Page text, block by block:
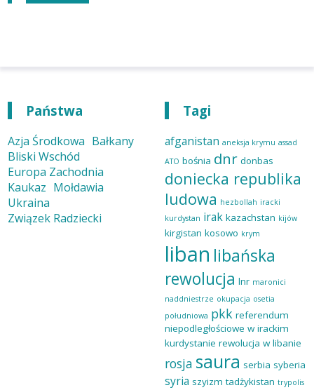
Państwa
Azja Środkowa Bałkany
Bliski Wschód
Europa Zachodnia
Kaukaz Mołdawia
Ukraina
Związek Radziecki
Tagi
afganistan aneksja krymu assad
ATO bośnia dnr donbas
doniecka republika
ludowa hezbollah iracki
kurdystan irak kazachstan kijów
kirgistan kosowo krym
liban libańska
rewolucja lnr maronici
naddniestrze okupacja osetia
południowa pkk referendum
niepodległościowe w irackim
kurdystanie rewolucja w libanie
rosja saura serbia syberia
syria szyizm tadżykistan trypolis